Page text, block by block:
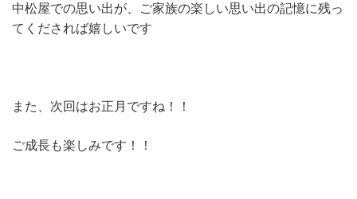
中松屋での思い出が、ご家族の楽しい思い出の記憶に残っ
てくだされば嬉しいです
また、次回はお正月ですね！！
ご成長も楽しみです！！